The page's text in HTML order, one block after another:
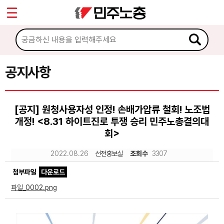
공지사항
[공지] 원청사용자성 인정! 손배가압류 철회! 노조법
개정! <8.31 하이트진로 투쟁 승리 민주노총결의대
회>
2022.08.26 선전홍보실 조회수 3307
첨부파일
다운로드
파일_0002.png
마이페이지
소개
소식
공지사항
성명·보도
노동상담
자료
Sketchbook5, 스케치북5
Sketchbook5, 스케치북5